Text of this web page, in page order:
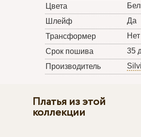
Цвета
Шлейф
Да
Трансформер
Нет
Срок пошива
35
Производитель
Платья из этой
коллекции